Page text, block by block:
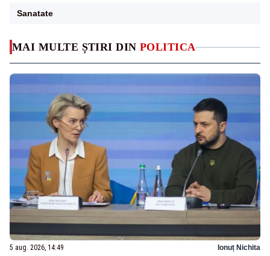
MAI MULTE ȘTIRI DIN POLITICA
5 aug. 2026, 14:49 Ionuț Nichita
Sanatate